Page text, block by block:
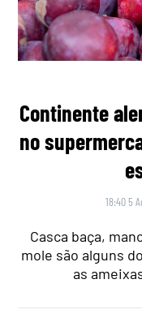
Continente
no
18:40 5
Casca baça,
mole são alguns
as